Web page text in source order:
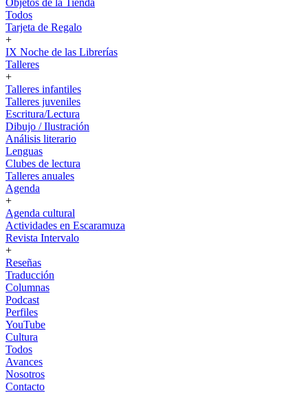
Objetos de la Tienda
Todos
Tarjeta de Regalo
+
IX Noche de las Librerías
Talleres
+
Talleres infantiles
Talleres juveniles
Escritura/Lectura
Dibujo / Ilustración
Análisis literario
Lenguas
Clubes de lectura
Talleres anuales
Agenda
+
Agenda cultural
Actividades en Escaramuza
Revista Intervalo
+
Reseñas
Traducción
Columnas
Podcast
Perfiles
YouTube
Cultura
Todos
Avances
Nosotros
Contacto